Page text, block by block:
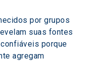
por grupos
suas fontes
porque
agregam